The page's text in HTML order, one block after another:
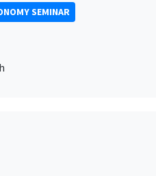
SEMINAR